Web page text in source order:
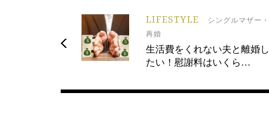
LIFESTYLE
シングルマザー・
再婚
生活費をくれない夫と離婚し
たい！慰謝料はいくら…